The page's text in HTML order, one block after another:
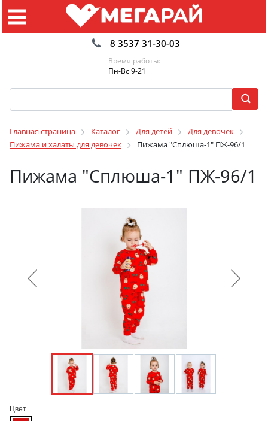
8 3537 31-30-03
Время работы:
Пн-Вс 9-21
Главная страница Каталог Для детей
Для девочек
Пижама и халаты для девочек
Пижама "Сплюша-1" ПЖ-96/1
Пижама "Сплюша-1" ПЖ-96/1
Цвет